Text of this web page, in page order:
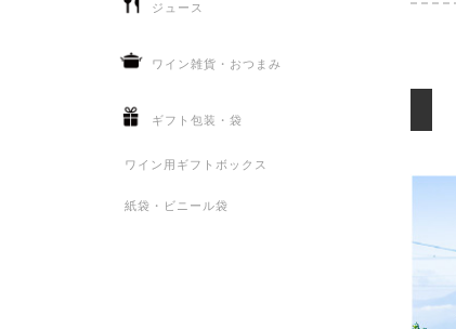
ジュース
ワイン雑貨・おつまみ
ギフト包装・袋
ワイン用ギフトボックス
紙袋・ビニール袋